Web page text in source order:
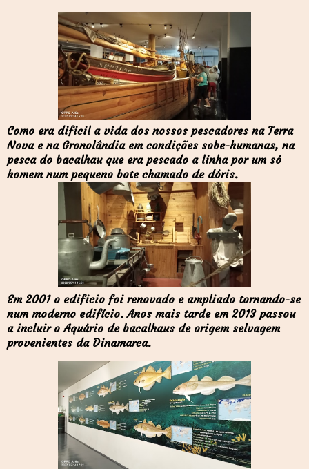
Como era dificil a vida dos nossos pescadores na Terra
Nova e na Gronolândia em condições sobe-humanas, na
pesca do bacalhau que era pescado a linha por um só
homem num pequeno bote chamado de dóris.
Em 2001 o edificio foi renovado e ampliado tornando-se
num moderno edifício. Anos mais tarde em 2013 passou
a incluir o Aquário de bacalhaus de origem selvagem
provenientes da Dinamarca.